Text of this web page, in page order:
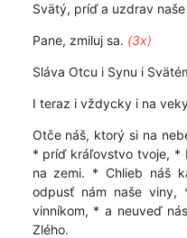
Svätý, príď a uzdrav
Pane, zmiluj sa. (3x)
Sláva Otcu i Synu i
I teraz i vždycky i na
Otče náš, ktorý si na
* príď kráľovstvo tvoje, *
na zemi. * Chlieb náš
odpusť nám naše viny,
vinníkom, * a neuveď
Zlého.